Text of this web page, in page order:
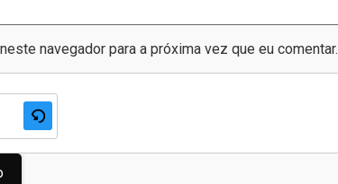
navegador para a próxima vez que eu comentar.